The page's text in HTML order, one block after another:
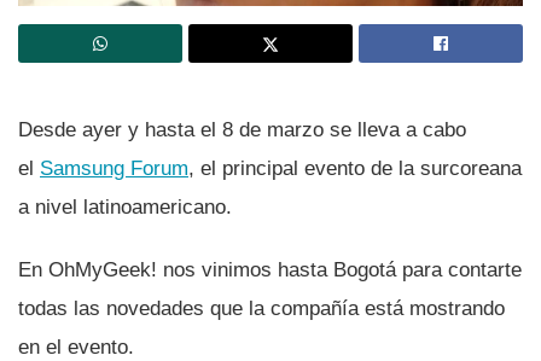
Desde ayer y hasta el 8 de marzo se lleva a cabo
el Samsung Forum, el principal evento de la surcoreana
a nivel latinoamericano.
En OhMyGeek! nos vinimos hasta Bogotá para contarte
todas las novedades que la compañí­a está mostrando
en el evento.